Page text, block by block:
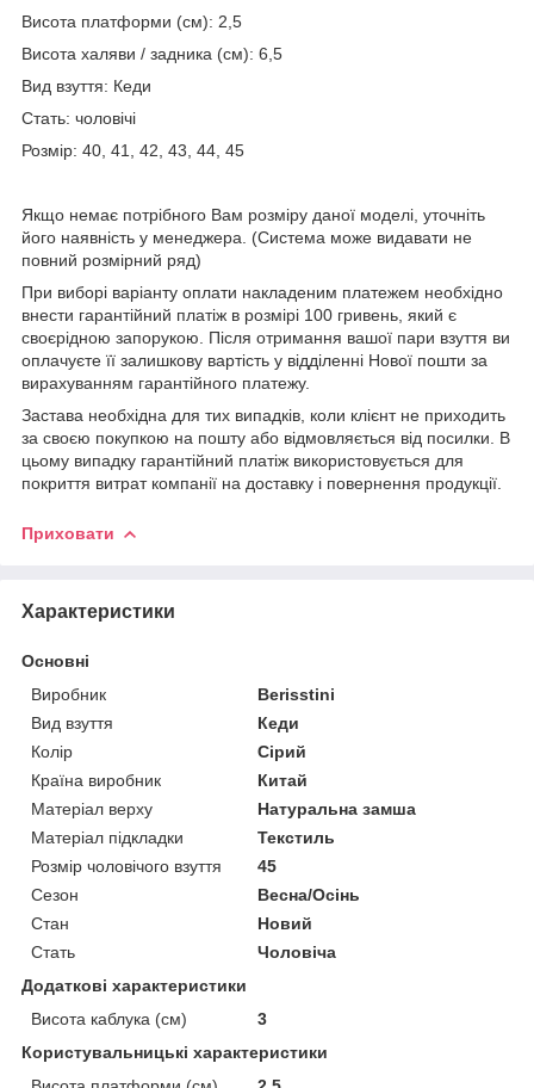
Висота платформи (см): 2,5
Висота халяви / задника (см): 6,5
Вид взуття: Кеди
Стать: чоловічі
Розмір: 40, 41, 42, 43, 44, 45
Якщо немає потрібного Вам розміру даної моделі, уточніть
його наявність у менеджера. (Система може видавати не
повний розмірний ряд)
При виборі варіанту оплати накладеним платежем необхідно
внести гарантійний платіж в розмірі 100 гривень, який є
своєрідною запорукою. Після отримання вашої пари взуття ви
оплачуєте її залишкову вартість у відділенні Нової пошти за
вирахуванням гарантійного платежу.
Застава необхідна для тих випадків, коли клієнт не приходить
за своєю покупкою на пошту або відмовляється від посилки. В
цьому випадку гарантійний платіж використовується для
покриття витрат компанії на доставку і повернення продукції.
Приховати
Характеристики
Основні
Виробник
Berisstini
Вид взуття
Кеди
Колір
Сірий
Країна виробник
Китай
Матеріал верху
Натуральна замша
Матеріал підкладки
Текстиль
Розмір чоловічого взуття
45
Сезон
Весна/Осінь
Стан
Новий
Стать
Чоловіча
Додаткові характеристики
Висота каблука (см)
3
Користувальницькі характеристики